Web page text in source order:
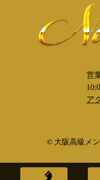
営
ア
© 大阪高級メ